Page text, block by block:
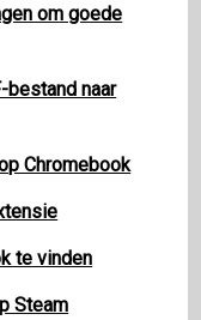
om goede
bestand naar
Chromebook
te vinden
Steam